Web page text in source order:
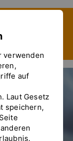
verwenden
auf
Laut Gesetz
speichern,